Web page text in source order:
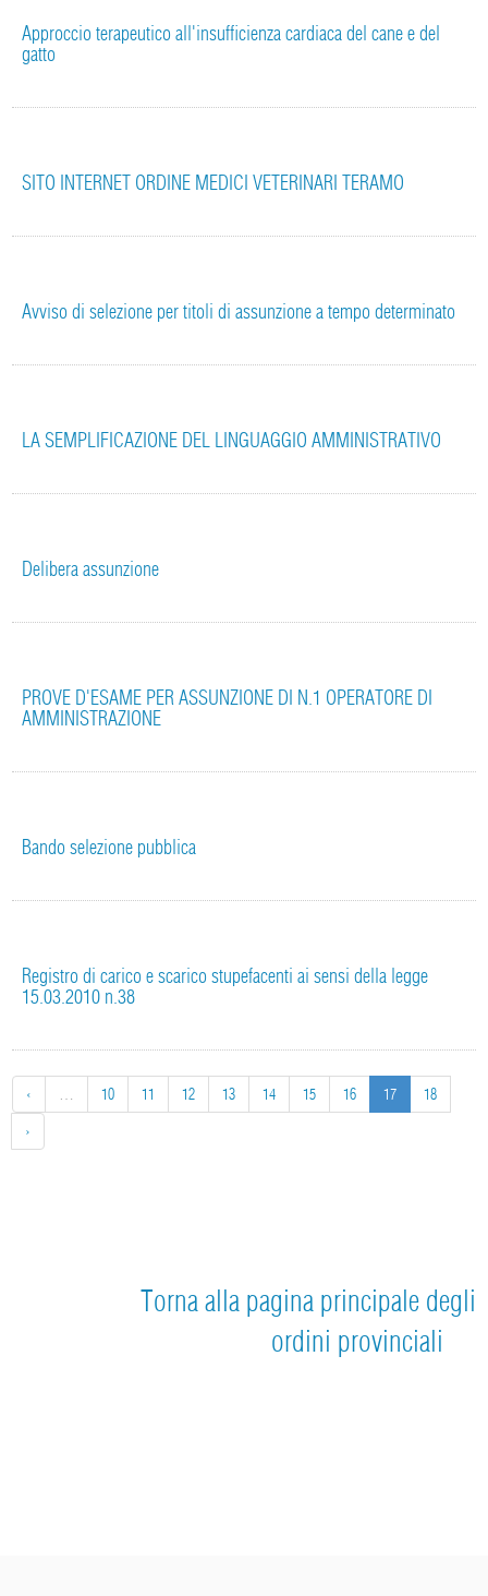
Approccio terapeutico all'insufficienza cardiaca del cane e del
gatto
SITO INTERNET ORDINE MEDICI VETERINARI TERAMO
Avviso di selezione per titoli di assunzione a tempo determinato
LA SEMPLIFICAZIONE DEL LINGUAGGIO AMMINISTRATIVO
Delibera assunzione
PROVE D'ESAME PER ASSUNZIONE DI N.1 OPERATORE DI
AMMINISTRAZIONE
Bando selezione pubblica
Registro di carico e scarico stupefacenti ai sensi della legge
15.03.2010 n.38
‹ … 10 11 12 13 14 15 16 17
18
›
Torna alla pagina principale degli
ordini provinciali